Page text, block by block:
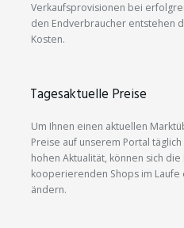
Verkaufsprovisionen bei
den Endverbraucher entstehen
Kosten.
Tagesaktuelle Preise
Um Ihnen einen aktuellen
Preise auf unserem Portal
hohen Aktualität, können sich
kooperierenden Shops im Laufe
ändern.